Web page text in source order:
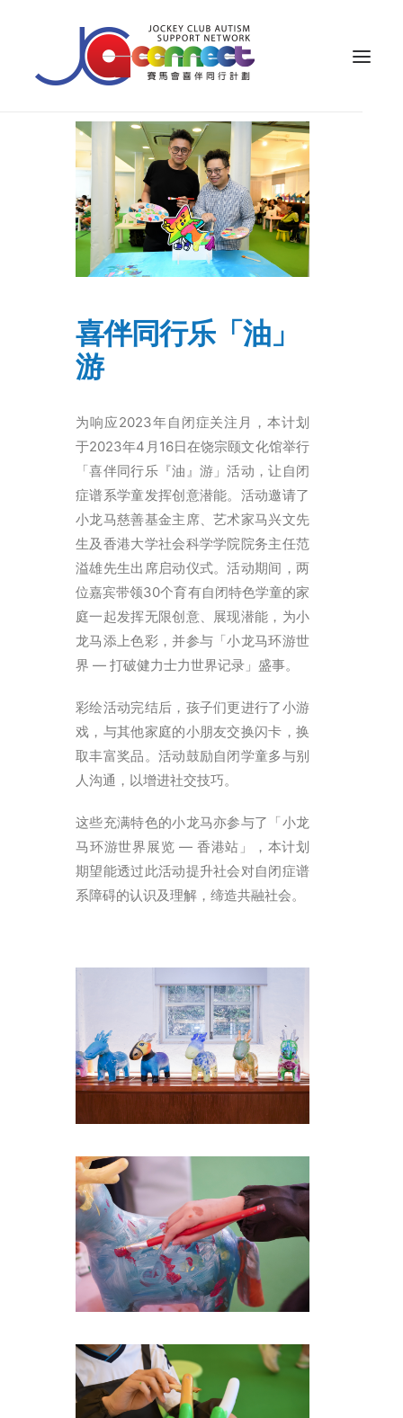
关于我们
公众教育
成果效益
字型大小
喜伴同行乐「油」
游
为响应2023年自闭症关注月，本计划
于2023年4月16日在饶宗颐文化馆举行
「喜伴同行乐『油』游」活动，让自闭
症谱系学童发挥创意潜能。活动邀请了
小龙马慈善基金主席、艺术家马兴文先
生及香港大学社会科学学院院务主任范
溢雄先生出席启动仪式。活动期间，两
位嘉宾带领30个育有自闭特色学童的家
庭一起发挥无限创意、展现潜能，为小
龙马添上色彩，并参与「小龙马环游世
界 — 打破健力士力世界记录」盛事。
彩绘活动完结后，孩子们更进行了小游
戏，与其他家庭的小朋友交换闪卡，换
取丰富奖品。活动鼓励自闭学童多与别
人沟通，以增进社交技巧。
这些充满特色的小龙马亦参与了「小龙
马环游世界展览 — 香港站」，本计划
期望能透过此活动提升社会对自闭症谱
系障碍的认识及理解，缔造共融社会。